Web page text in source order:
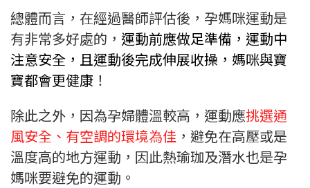
總體而言，在經過醫師評估後，孕媽咪運動是
有非常多好處的， 運動前應做足準備 ， 運動中
注意安全，且運動後完成伸展收操，媽咪與寶
寶都會更健康 ！
除此之外，因為孕婦體溫較高，運動應挑選通
風安全、有空調的環境為佳 ，避免在高壓或是
溫度高的地方運動，因此熱瑜珈及潛水也是孕
媽咪要避免的運動。